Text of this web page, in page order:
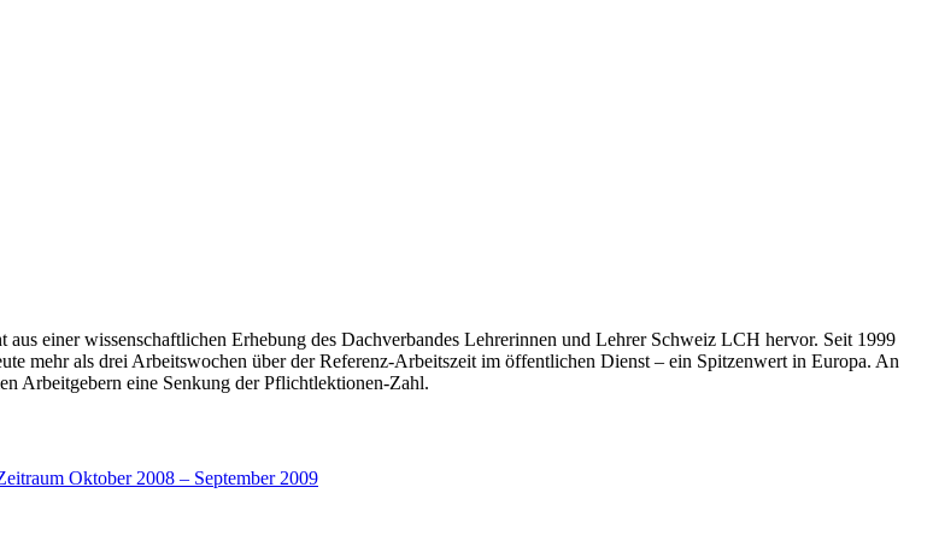
einer wissenschaftlichen Erhebung des Dachverbandes Lehrerinnen und Lehrer Schweiz LCH hervor. Seit 1999
mehr als drei Arbeitswochen über der Referenz-Arbeitszeit im öffentlichen Dienst – ein Spitzenwert in Europa. An
Arbeitgebern eine Senkung der Pflichtlektionen-Zahl.
Oktober 2008 – September 2009